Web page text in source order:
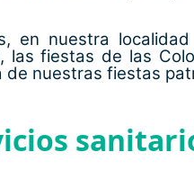
en nuestra
las fiestas de las
nuestras fiestas